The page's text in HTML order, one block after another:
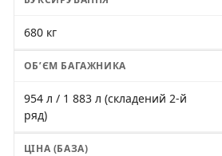
680 кг
ОБʼЄМ БАГАЖНИКА
954 л / 1 883 л (складений 2-й
ряд)
ЦІНА (БАЗА)